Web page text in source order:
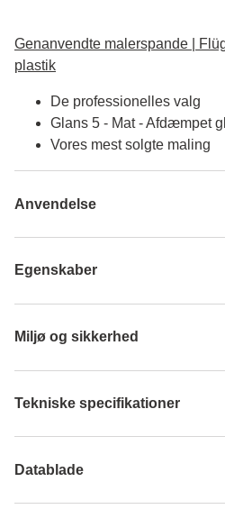
Genanvendte malerspande |
plastik
De professionelles valg
Glans 5 - Mat - Afdæmpet
Vores mest solgte maling
Anvendelse
Egenskaber
Miljø og sikkerhed
Tekniske specifikationer
Datablade